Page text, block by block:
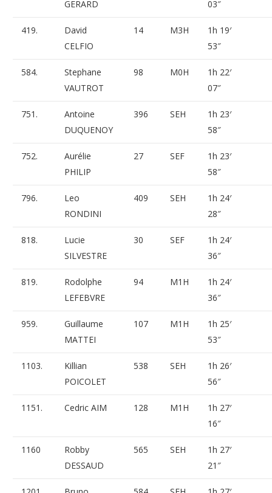
GERARD
03″
419.
David
CELFIO
14 M3H
1h 19′
53″
584.
Stephane
VAUTROT
98 M0H
1h 22′
07″
751.
Antoine
DUQUENOY
396 SEH
1h 23′
58″
752.
Aurélie
PHILIP
27 SEF
1h 23′
58″
796.
Leo
RONDINI
409 SEH
1h 24′
28″
818.
Lucie
SILVESTRE
30 SEF
1h 24′
36″
819.
Rodolphe
LEFEBVRE
94 M1H
1h 24′
36″
959.
Guillaume
MATTEI
107 M1H
1h 25′
53″
1103.
Killian
POICOLET
538 SEH
1h 26′
56″
1151. Cedric AIM 128 M1H
1h 27′
16″
1160
Robby
DESSAUD
565 SEH
1h 27′
21″